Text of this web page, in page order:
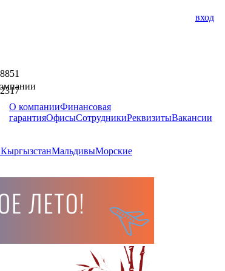
вход
О компанииФинансовая
гарантияОфисыСотрудникиРеквизитыВакансии
КыргызстанМальдивыМорские